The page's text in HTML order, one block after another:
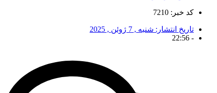
کد خبر: 7210
تاریخ انتشار: شنبه , 7 ژوئن , 2025
-
22:56